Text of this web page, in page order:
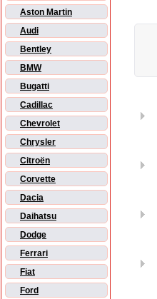
Aston Martin
Audi
Bentley
BMW
Bugatti
Cadillac
Chevrolet
Chrysler
Citroën
Corvette
Dacia
Daihatsu
Dodge
Ferrari
Fiat
Ford